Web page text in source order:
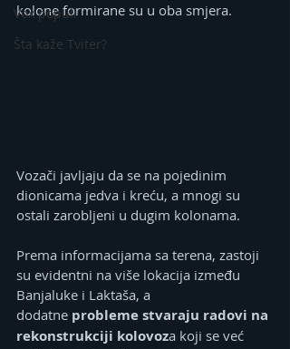
Vox populi
Šta kaže Tviter?
kolone formirane su u oba smjera.
Vozači javljaju da se na pojedinim
dionicama jedva i kreću, a mnogi su
ostali zarobljeni u dugim kolonama.
Prema informacijama sa terena, zastoji
su evidentni na više lokacija između
Banjaluke i Laktaša, a
dodatne probleme stvaraju radovi na
rekonstrukciji kolovoza koji se već